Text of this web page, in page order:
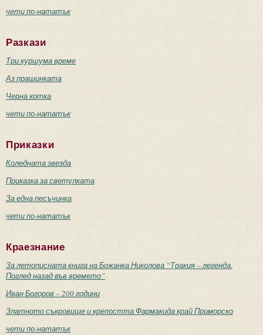
чети по-нататък
Разкази
Три куршума време
Аз прашинката
Черна котка
чети по-нататък
Приказки
Коледната звезда
Приказка за светулката
За една песъчинка
чети по-нататък
Краезнание
За летописната книга на Божанка Николова “Тракия – легенда.
Поглед назад във времето”
Иван Богоров – 200 години
Златното съкровище и крепостта Фармакида край Приморско
чети по-нататък